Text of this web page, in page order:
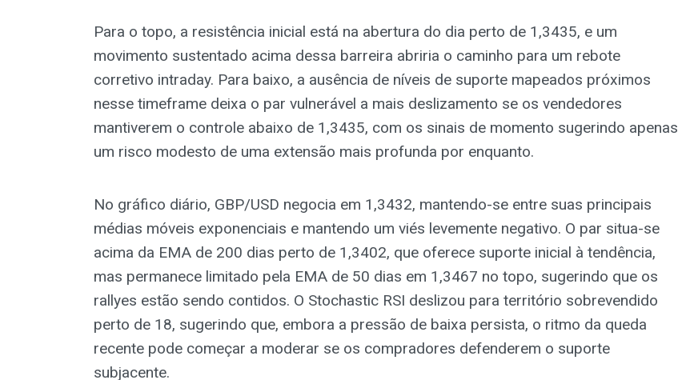
Para o topo, a resistência inicial está na abertura do dia perto de 1,3435, e um
movimento sustentado acima dessa barreira abriria o caminho para um rebote
corretivo intraday. Para baixo, a ausência de níveis de suporte mapeados próximos
nesse timeframe deixa o par vulnerável a mais deslizamento se os vendedores
mantiverem o controle abaixo de 1,3435, com os sinais de momento sugerindo apenas
um risco modesto de uma extensão mais profunda por enquanto.
No gráfico diário, GBP/USD negocia em 1,3432, mantendo-se entre suas principais
médias móveis exponenciais e mantendo um viés levemente negativo. O par situa-se
acima da EMA de 200 dias perto de 1,3402, que oferece suporte inicial à tendência,
mas permanece limitado pela EMA de 50 dias em 1,3467 no topo, sugerindo que os
rallyes estão sendo contidos. O Stochastic RSI deslizou para território sobrevendido
perto de 18, sugerindo que, embora a pressão de baixa persista, o ritmo da queda
recente pode começar a moderar se os compradores defenderem o suporte
subjacente.